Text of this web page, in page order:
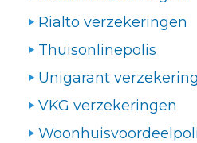
Rialto verzekeringen
Thuisonlinepolis
Unigarant
VKG verzekeringen